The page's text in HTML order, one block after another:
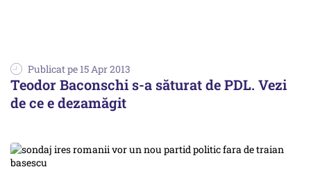
Publicat pe 15 Apr 2013
Teodor Baconschi s-a săturat de PDL. Vezi
de ce e dezamăgit